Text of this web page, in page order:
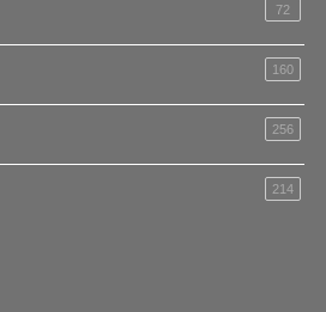
72
160
256
214